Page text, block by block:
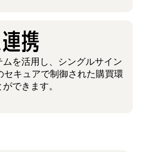
携
ムを活用し、シングルサイン
セキュアで制御された購買環
できます。